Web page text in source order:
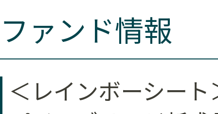
ファンド情報
＜レインボーシート